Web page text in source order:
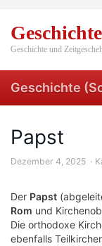
main
content
Geschichte und
Geschichte
Papst
Dezember 4, 2025
Der Papst
Rom und
Die orthodoxe
ebenfalls